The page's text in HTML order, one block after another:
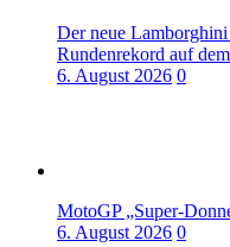
Der neue
Rundenrekord auf
6. August 2026 0
MotoGP „Super-
6. August 2026 0